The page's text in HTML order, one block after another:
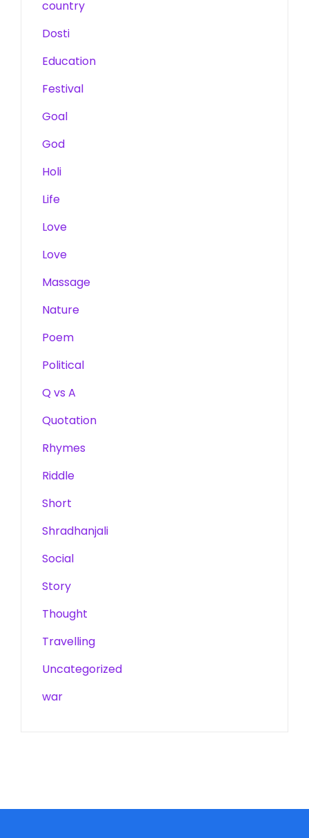
country
Dosti
Education
Festival
Goal
God
Holi
Life
Love
Love
Massage
Nature
Poem
Political
Q vs A
Quotation
Rhymes
Riddle
Short
Shradhanjali
Social
Story
Thought
Travelling
Uncategorized
war